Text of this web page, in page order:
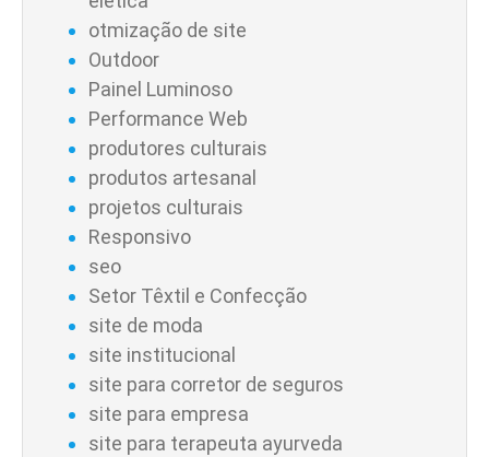
otmização de site
Outdoor
Painel Luminoso
Performance Web
produtores culturais
produtos artesanal
projetos culturais
Responsivo
seo
Setor Têxtil e Confecção
site de moda
site institucional
site para corretor de seguros
site para empresa
site para terapeuta ayurveda